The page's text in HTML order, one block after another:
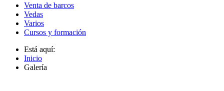
Venta de barcos
Vedas
Varios
Cursos y formación
Está aquí:
Inicio
Galería